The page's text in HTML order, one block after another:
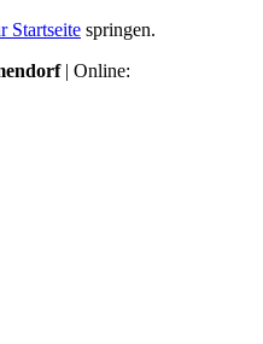
Startseite springen.
| Online: